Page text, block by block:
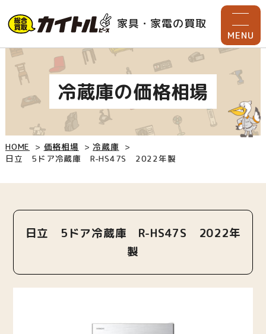
家具・家電の買取
MENU
冷蔵庫の価格相場
HOME 価格相場
冷蔵庫
日立 5ドア冷蔵庫 R-HS47S 2022年製
日立 5ドア冷蔵庫 R-HS47S 2022年
製